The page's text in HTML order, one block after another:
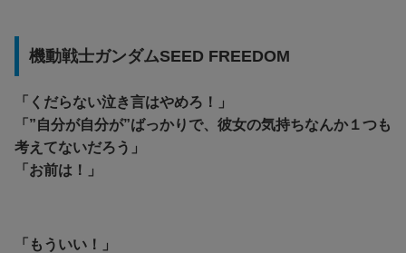
機動戦士ガンダムSEED FREEDOM
「くだらない泣き言はやめろ！」
「”自分が自分が”ばっかりで、彼女の気持ちなんか１つも
考えてないだろう」
「お前は！」
「もういい！」